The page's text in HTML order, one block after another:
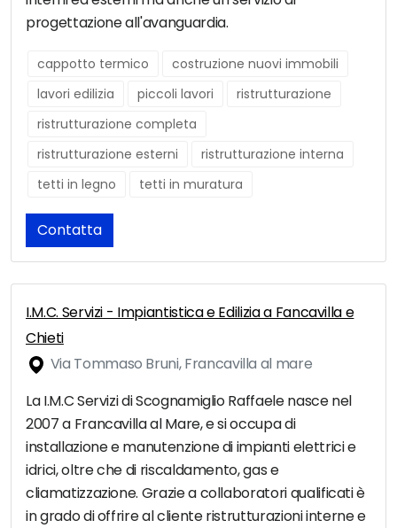
progettazione all'avanguardia.
cappotto termico
costruzione nuovi immobili
lavori edilizia
piccoli lavori
ristrutturazione
ristrutturazione completa
ristrutturazione esterni
ristrutturazione interna
tetti in legno
tetti in muratura
Contatta
I.M.C. Servizi - Impiantistica e Edilizia a Fancavilla e
Chieti
Via Tommaso Bruni, Francavilla al mare
La I.M.C Servizi di Scognamiglio Raffaele nasce nel
2007 a Francavilla al Mare, e si occupa di
installazione e manutenzione di impianti elettrici e
idrici, oltre che di riscaldamento, gas e
cliamatizzazione. Grazie a collaboratori qualificati è
in grado di offrire al cliente ristrutturazioni interne e